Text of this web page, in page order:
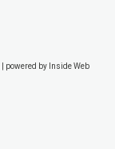
| powered by Inside Web